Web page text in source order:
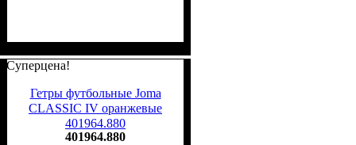
Суперцена!
Гетры футбольные Joma
CLASSIC IV оранжевые
401964.880
401964.880